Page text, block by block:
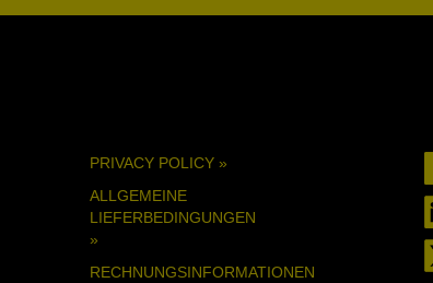
PRIVACY POLICY »
ALLGEMEINE
LIEFERBEDINGUNGEN
»
RECHNUNGSINFORMATIONEN